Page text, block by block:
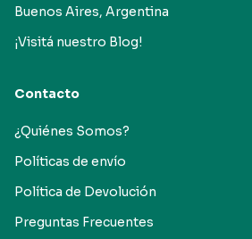
Buenos Aires, Argentina
¡Visitá nuestro Blog!
Contacto
¿Quiénes Somos?
Políticas de envío
Política de Devolución
Preguntas Frecuentes